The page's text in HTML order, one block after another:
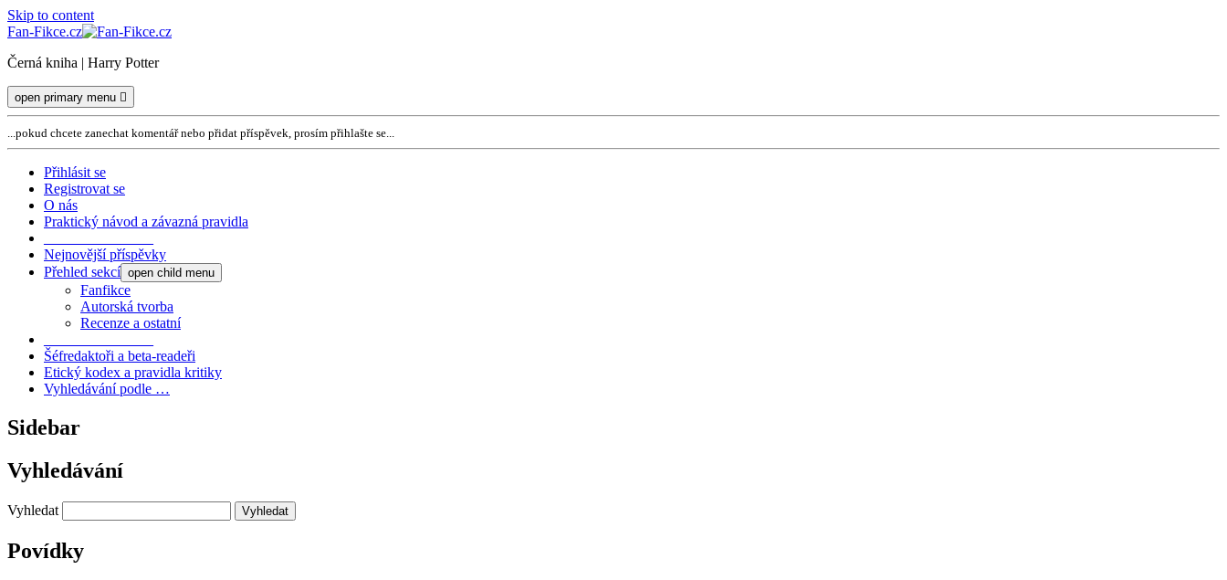
Skip to content
Fan-Fikce.cz
Černá kniha | Harry Potter
open primary menu
...pokud chcete zanechat komentář nebo přidat příspěvek, prosím přihlašte se...
Přihlásit se
Registrovat se
O nás
Praktický návod a závazná pravidla
Nejnovější příspěvky
Přehled sekcí open child menu
Fanfikce
Autorská tvorba
Recenze a ostatní
Šéfredaktoři a beta-readeři
Etický kodex a pravidla kritiky
Vyhledávání podle …
Sidebar
Vyhledávání
Vyhledat
Povídky